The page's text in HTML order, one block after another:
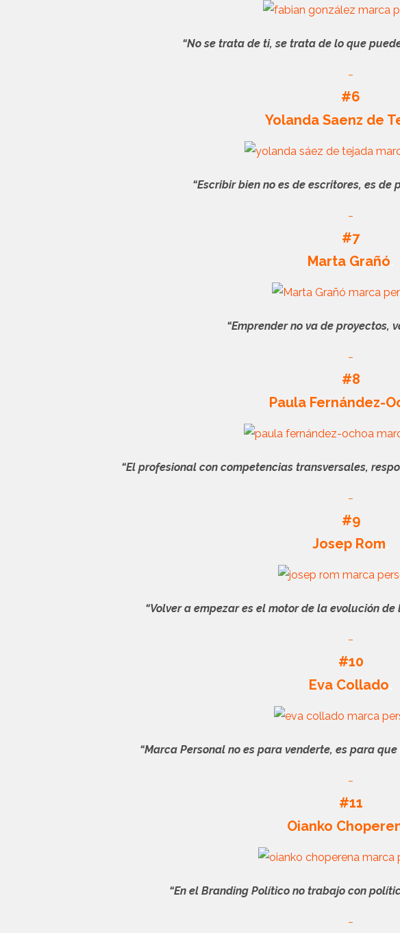
“No se trata de ti, se trata de lo que
#6
Yolanda Saenz de
“Escribir bien no es de escritores, es de
#7
Marta Grañó
“Emprender no va de proyectos,
#8
Paula Fernández-
“El profesional con competencias transversales,
#9
Josep Rom
“Volver a empezar es el motor de la evolución
#10
Eva Collado
“Marca Personal no es para venderte, es para
#11
Oianko
“En el Branding Político no trabajo con